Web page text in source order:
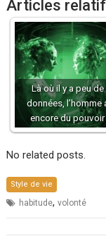
Articles
Là où il y a peu de
données, l’homme
encore du pouvoir
No related posts.
Style de vie
habitude,volonté